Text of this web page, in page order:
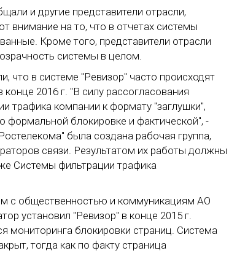
и другие представители отрасли,
внимание на то, что в отчетах системы
Кроме того, представители отрасли
системы в целом.
что в системе "Ревизор" часто происходят
2016 г. "В силу рассогласования
трафика компании к формату "заглушки",
формальной блокировке и фактической", -
была создана рабочая группа,
связи. Результатом их работы должны
Системы фильтрации трафика
с общественностью и коммуникациям АО
установил "Ревизор" в конце 2015 г.
мониторинга блокировки страниц. Система
тогда как по факту страница